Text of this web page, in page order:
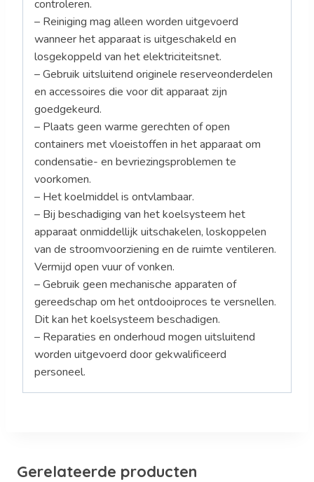
controleren.
– Reiniging mag alleen worden uitgevoerd
wanneer het apparaat is uitgeschakeld en
losgekoppeld van het elektriciteitsnet.
– Gebruik uitsluitend originele reserveonderdelen
en accessoires die voor dit apparaat zijn
goedgekeurd.
– Plaats geen warme gerechten of open
containers met vloeistoffen in het apparaat om
condensatie- en bevriezingsproblemen te
voorkomen.
– Het koelmiddel is ontvlambaar.
– Bij beschadiging van het koelsysteem het
apparaat onmiddellijk uitschakelen, loskoppelen
van de stroomvoorziening en de ruimte ventileren.
Vermijd open vuur of vonken.
– Gebruik geen mechanische apparaten of
gereedschap om het ontdooiproces te versnellen.
Dit kan het koelsysteem beschadigen.
– Reparaties en onderhoud mogen uitsluitend
worden uitgevoerd door gekwalificeerd
personeel.
Gerelateerde producten